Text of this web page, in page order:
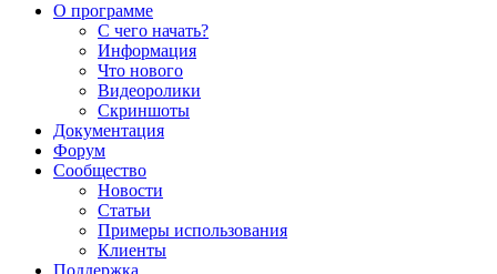
О программе
С чего начать?
Информация
Что нового
Видеоролики
Скриншоты
Документация
Форум
Сообщество
Новости
Статьи
Примеры использования
Клиенты
Поддержка